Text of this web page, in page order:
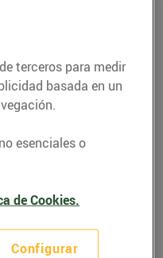
i tofu
i tofu,
Per a la massa:
terceros para medir
basada en un
esenciales o
de Cookies.
Configurar